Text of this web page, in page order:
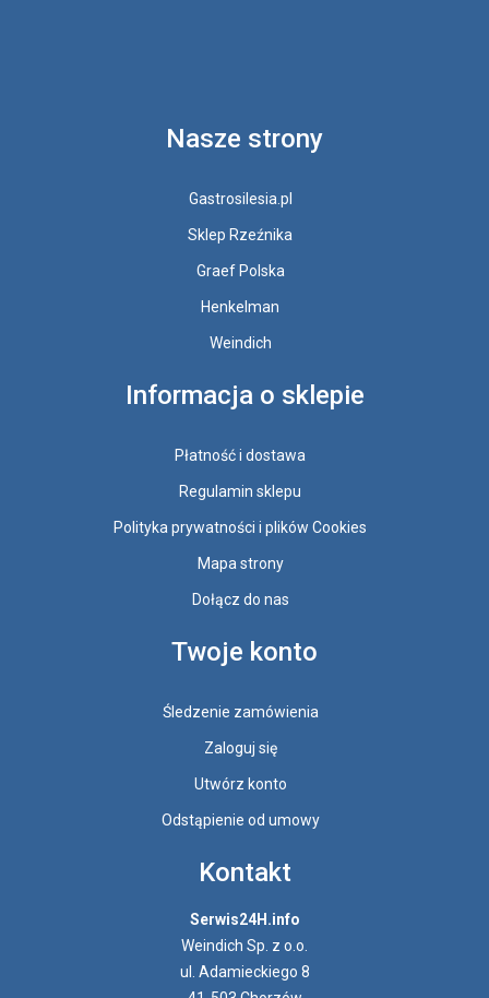
Nasze strony
Gastrosilesia.pl
Sklep Rzeźnika
Graef Polska
Henkelman
Weindich
Informacja o sklepie
Płatność i dostawa
Regulamin sklepu
Polityka prywatności i plików Cookies
Mapa strony
Dołącz do nas
Twoje konto
Śledzenie zamówienia
Zaloguj się
Utwórz konto
Odstąpienie od umowy
Kontakt
Serwis24H.info
Weindich Sp. z o.o.
ul. Adamieckiego 8